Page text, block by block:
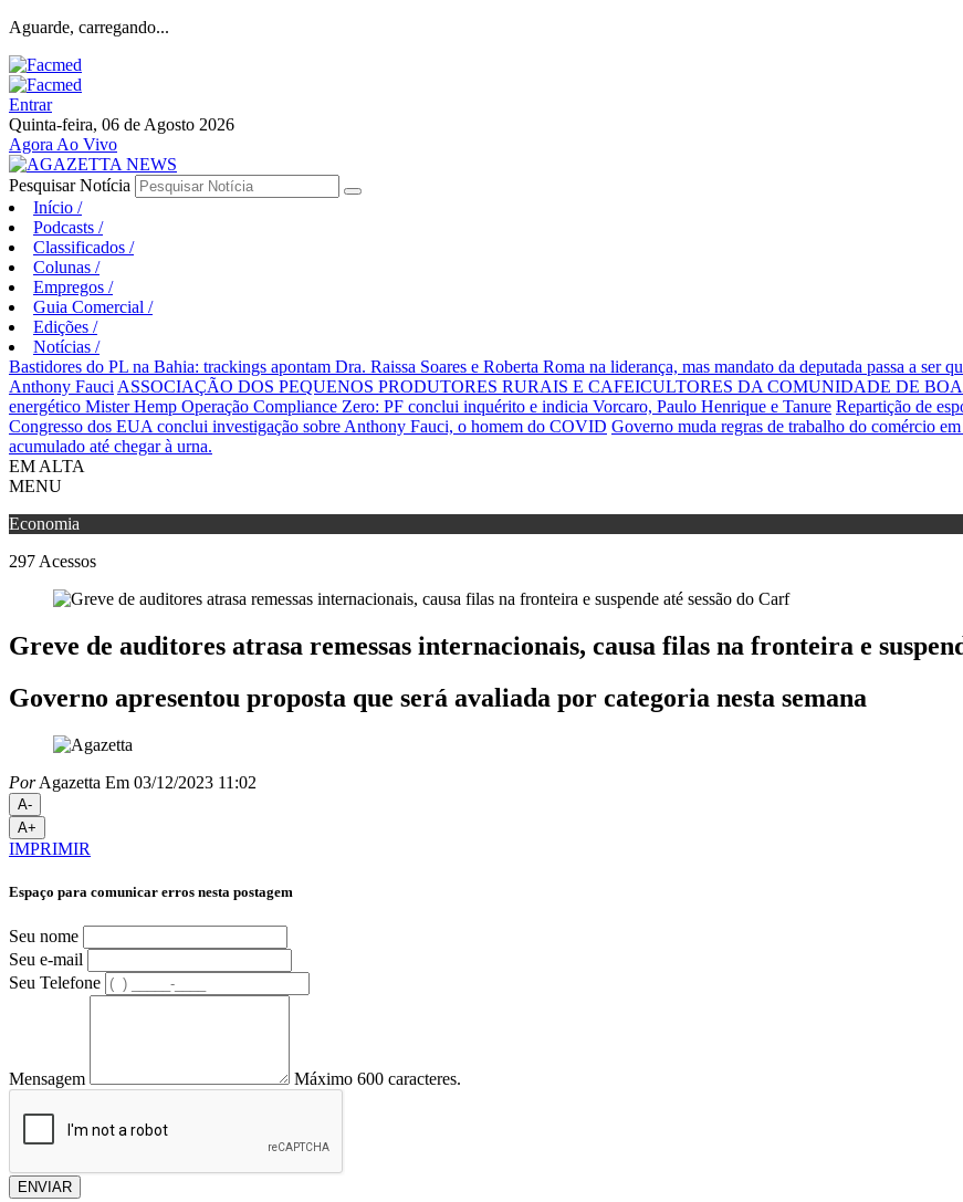
Aguarde, carregando...
Entrar
Quinta-feira, 06 de Agosto 2026
Agora Ao Vivo
Pesquisar Notícia
Início /
Podcasts /
Classificados /
Colunas /
Empregos /
Guia Comercial /
Edições /
Notícias /
Bastidores do PL na Bahia: trackings apontam Dra. Raissa Soares e Roberta Roma na liderança, mas mandato da deputada passa a ser
Anthony Fauci ASSOCIAÇÃO DOS PEQUENOS PRODUTORES RURAIS E CAFEICULTORES DA COMUNIDADE DE
energético Mister Hemp Operação Compliance Zero: PF conclui inquérito e indicia Vorcaro, Paulo Henrique e Tanure Repartição de
Congresso dos EUA conclui investigação sobre Anthony Fauci, o homem do COVID Governo muda regras de trabalho do comércio
acumulado até chegar à urna.
EM ALTA
MENU
Economia
297 Acessos
Greve de auditores atrasa remessas internacionais, causa filas na fronteira e
Governo apresentou proposta que será avaliada por categoria nesta semana
PorAgazetta Em 03/12/2023 11:02
A-
A+
IMPRIMIR
Espaço para comunicar erros nesta postagem
Seu nome
Seu e-mail
Seu Telefone
Mensagem Máximo 600 caracteres.
ENVIAR